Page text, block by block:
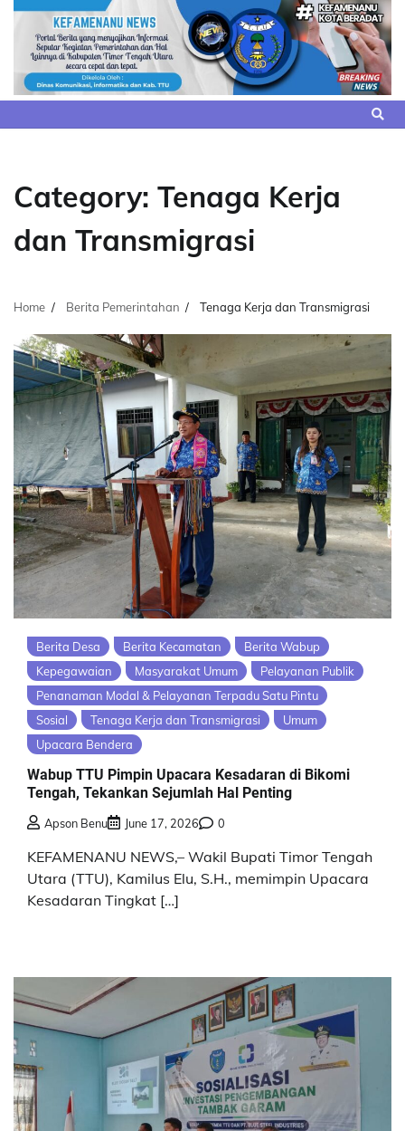
Skip
content
Category: Tenaga Kerja
dan Transmigrasi
Home Berita Pemerintahan Tenaga Kerja dan Transmigrasi
Berita Desa Berita Kecamatan
Berita Wabup
Kepegawaian
Masyarakat Umum
Pelayanan Publik
Penanaman Modal & Pelayanan Terpadu Satu Pintu
Sosial
Tenaga Kerja dan Transmigrasi
Umum
Upacara Bendera
Wabup TTU Pimpin Upacara Kesadaran di Bikomi
Tengah, Tekankan Sejumlah Hal Penting
Apson Benu June 17, 2026 0
KEFAMENANU NEWS,– Wakil Bupati Timor Tengah
Utara (TTU), Kamilus Elu, S.H., memimpin Upacara
Kesadaran Tingkat […]